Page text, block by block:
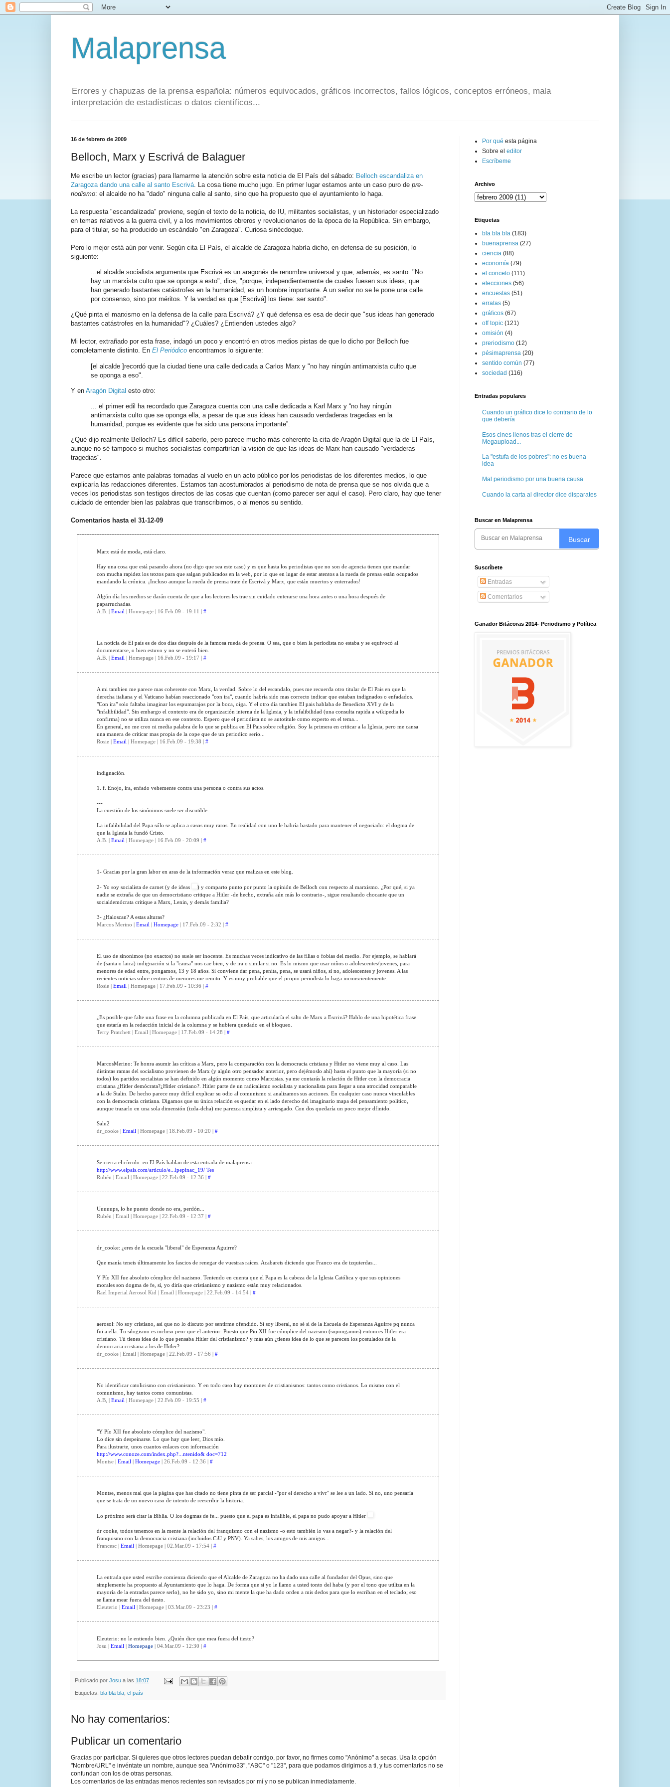
Malaprensa
Errores y chapuzas de la prensa española: números equivocados, gráficos incorrectos, fallos lógicos, conceptos erróneos, mala
interpretación de estadísticas o datos científicos...
16 de febrero de 2009
Belloch, Marx y Escrivá de Balaguer
Me escribe un lector (gracias) para llamarme la atención sobre esta noticia de El País del sábado: Belloch escandaliza en
Zaragoza dando una calle al santo Escrivá. La cosa tiene mucho jugo. En primer lugar estamos ante un caso puro de pre-
riodismo: el alcalde no ha "dado" ninguna calle al santo, sino que ha propuesto que el ayuntamiento lo haga.
La respuesta "escandalizada" proviene, según el texto de la noticia, de IU, militantes socialistas, y un historiador especializado
en temas relativos a la guerra civil, y a los movimientos obreros y revolucionarios de la época de la República. Sin embargo,
para el titular, se ha producido un escándalo "en Zaragoza". Curiosa sinécdoque.
Pero lo mejor está aún por venir. Según cita El País, el alcalde de Zaragoza habría dicho, en defensa de su posición, lo
siguiente:
...el alcalde socialista argumenta que Escrivá es un aragonés de renombre universal y que, además, es santo. "No
hay un marxista culto que se oponga a esto", dice, "porque, independientemente de cuales fuesen sus ideas, que
han generado bastantes catástrofes en la humanidad, es un hombre importante. A un señor no se le pone una calle
por consenso, sino por méritos. Y la verdad es que [Escrivá] los tiene: ser santo".
¿Qué pinta el marxismo en la defensa de la calle para Escrivá? ¿Y qué defensa es esa de decir que "sus ideas han generado
bastantes catástrofes en la humanidad"? ¿Cuáles? ¿Entienden ustedes algo?
Mi lector, extrañado por esta frase, indagó un poco y encontró en otros medios pistas de que lo dicho por Belloch fue
completamente distinto. En El Periódico encontramos lo siguiente:
[el alcalde ]recordó que la ciudad tiene una calle dedicada a Carlos Marx y "no hay ningún antimarxista culto que
se oponga a eso".
Y en Aragón Digital esto otro:
... el primer edil ha recordado que Zaragoza cuenta con una calle dedicada a Karl Marx y “no hay ningún
antimarxista culto que se oponga ella, a pesar de que sus ideas han causado verdaderas tragedias en la
humanidad, porque es evidente que ha sido una persona importante”.
¿Qué dijo realmente Belloch? Es difícil saberlo, pero parece mucho más coherente la cita de Aragón Digital que la de El País,
aunque no sé tampoco si muchos socialistas compartirían la visión de que las ideas de Marx han causado "verdaderas
tragedias".
Parece que estamos ante palabras tomadas al vuelo en un acto público por los periodistas de los diferentes medios, lo que
explicaría las redacciones diferentes. Estamos tan acostumbrados al periodismo de nota de prensa que se nos olvida que a
veces los periodistas son testigos directos de las cosas que cuentan (como parecer ser aquí el caso). Pero claro, hay que tener
cuidado de entender bien las palabras que transcribimos, o al menos su sentido.
Comentarios hasta el 31-12-09
Marx está de moda, está claro.
Hay una cosa que está pasando ahora (no digo que sea este caso) y es que hasta los periodistas que no son de agencia tienen que mandar
con mucha rapidez los textos para que salgan publicados en la web, por lo que en lugar de estar atentos a la rueda de prensa están ocupados
mandando la crónica. ¡Incluso aunque la rueda de prensa trate de Escrivá y Marx, que están muertos y enterrados!
Algún día los medios se darán cuenta de que a los lectores les trae sin cuidado enterarse una hora antes o una hora después de
paparruchadas.
A.B. | Email | Homepage | 16.Feb.09 - 19:11 | #
La noticia de El país es de dos días después de la famosa rueda de prensa. O sea, que o bien la periodista no estaba y se equivocó al
documentarse, o bien estuvo y no se enteró bien.
A.B. | Email | Homepage | 16.Feb.09 - 19:17 | #
A mi tambien me parece mas coherente con Marx, la verdad. Sobre lo del escandalo, pues me recuerda otro titular de El Pais en que la
derecha italiana y el Vaticano habían reaccionado "con ira", cuando habría sido mas correcto indicar que estaban indignados o enfadados.
"Con ira" solo faltaba imaginar los espumarajos por la boca, oiga. Y el otro día tambien El pais hablaba de Benedicto XVI y de la
"infalibilidad". Sin embargo el contexto era de organización interna de la Iglesia, y la infalibilidad (una consulta rapida a wikipedia lo
confirma) no se utiliza nunca en ese contexto. Espero que el periodista no se autotitule como experto en el tema...
En general, no me creo ni media palabra de lo que se publica en El Pais sobre religión. Soy la primera en criticar a la Iglesia, pero me cansa
una manera de criticar mas propia de la cope que de un periodico serio...
Rosie | Email | Homepage | 16.Feb.09 - 19:38 | #
indignación.
1. f. Enojo, ira, enfado vehemente contra una persona o contra sus actos.
---
La cuestión de los sinónimos suele ser discutible.
La infalibilidad del Papa sólo se aplica a casos muy raros. En realidad con uno le habría bastado para mantener el negociado: el dogma de
que la Iglesia la fundó Cristo.
A.B. | Email | Homepage | 16.Feb.09 - 20:09 | #
1- Gracias por la gran labor en aras de la información veraz que realizas en este blog.
2- Yo soy socialista de carnet (y de ideas
) y comparto punto por punto la opinión de Belloch con respecto al marxismo. ¿Por qué, si ya
nadie se extraña de que un democristiano critique a Hitler -de hecho, extraña aún más lo contrario-, sigue resultando chocante que un
socialdemócrata critique a Marx, Lenin, y demás familia?
3- ¿Haloscan? A estas alturas?
Marcos Merino | Email Homepage| 17.Feb.09 - 2:32 | #
El uso de sinonimos (no exactos) no suele ser inocente. Es muchas veces indicativo de las filias o fobias del medio. Por ejemplo, se hablará
de (santa o laica) indignación si la "causa" nos cae bien, y de ira o similar si no. Es lo mismo que usar niños o adolescentes/jovenes, para
menores de edad entre, pongamos, 13 y 18 años. Si conviene dar pena, penita, pena, se usará niños, si no, adolescentes y jovenes. A las
recientes noticias sobre centros de menores me remito. Y es muy probable que el propio periodista lo haga inconscientemente.
Rosie | Email | Homepage | 17.Feb.09 - 10:36 | #
¿Es posible que falte una frase en la columna publicada en El País, que articularía el salto de Marx a Escrivá? Hablo de una hipotética frase
que estaría en la redacción inicial de la columna y se hubiera quedado en el bloqueo.
Terry Pratchett | Email | Homepage | 17.Feb.09 - 14:28 | #
MarcosMerino: Te honra asumir las críticas a Marx, pero la comparación con la democracia cristiana y Hitler no viene muy al caso. Las
distintas ramas del socialismo provienen de Marx (y algún otro pensador anterior, pero dejémoslo ahí) hasta el punto que la mayoría (si no
todos) los partidos socialistas se han definido en algún momento como Marxistas. ya me contarás la relación de Hitler con la democracia
cristiana ¿Hitler demócrata?¿Hitler cristiano?. Hitler parte de un radicalismo socialista y nacionalista para llegar a una atrocidad comparable
a la de Stalin. De hecho parece muy difícil explicar su odio al comunismo si analizamos sus acciones. En cualquier caso nunca vinculables
con la democracia cristiana. Digamos que su única relación es quedar en el lado derecho del imaginario mapa del pensamiento político,
aunque trazarlo en una sola dimensión (izda-dcha) me parezca simplista y arriesgado. Con dos quedaría un poco mejor dfinido.
Salu2
dr_cooke | Email | Homepage | 18.Feb.09 - 10:20 | #
Se cierra el círculo: en El País hablan de esta entrada de malaprensa
http://www.elpais.com/articulo/e...lpepinac_19/ Tes
Rubén | Email | Homepage | 22.Feb.09 - 12:36 | #
Uuuuups, lo he puesto donde no era, perdón...
Rubén | Email | Homepage | 22.Feb.09 - 12:37 | #
dr_cooke: ¿eres de la escuela "liberal" de Esperanza Aguirre?
Que manía teneis últimamente los fascios de renegar de vuestras raíces. Acabareis diciendo que Franco era de izquierdas...
Y Pío XII fue absoluto cómplice del nazismo. Teniendo en cuenta que el Papa es la cabeza de la Iglesia Católica y que sus opiniones
morales son dogma de fe, sí, yo diría que cristianismo y nazismo están muy relacionados.
Rael Imperial Aerosol Kid | Email | Homepage | 22.Feb.09 - 14:54 | #
aerosol: No soy cristiano, así que no lo discuto por sentirme ofendido. Sí soy liberal, no sé si de la Escuela de Esperanza Aguirre pq nunca
fui a ella. Tu silogismo es incluso peor que el anterior: Puesto que Pio XII fue cómplice del nazismo (supongamos) entonces Hitler era
cristiano. Tú tienes idea de lo que pensaba Hitler del cristianismo? y más aún ¿tienes idea de lo que se parecen los postulados de la
democracia cristiana a los de Hitler?
dr_cooke | Email | Homepage | 22.Feb.09 - 17:56 | #
No identificar catolicismo con cristianismo. Y en todo caso hay montones de cristianismos: tantos como cristianos. Lo mismo con el
comunismo, hay tantos como comunistas.
A.B, | Email | Homepage | 22.Feb.09 - 19:55 | #
"Y Pío XII fue absoluto cómplice del nazismo".
Lo dice sin despeinarse. Lo que hay que leer, Dios mío.
Para ilustrarte, unos cuantos enlaces con información
http://www.conoze.com/index.php?...ntenido& doc=712
Montse | Email Homepage| 26.Feb.09 - 12:36 | #
Montse, menos mal que la página que has citado no tiene pinta de ser parcial -"por el derecho a vivr" se lee a un lado. Si no, uno pensaría
que se trata de un nuevo caso de intento de reescribir la historia.
Lo próximo será citar la Biblia. O los dogmas de fe... puesto que el papa es infalible, el papa no pudo apoyar a Hitler
dr cooke, todos tenemos en la mente la relación del franquismo con el nazismo -o esto también lo vas a negar?- y la relación del
franquismo con la democracia cristiana (incluidos CiU y PNV). Ya sabes, los amigos de mis amigos...
Francesc | Email | Homepage | 02.Mar.09 - 17:54 | #
La entrada que usted escribe comienza diciendo que el Alcalde de Zaragoza no ha dado una calle al fundador del Opus, sino que
simplemente ha propuesto al Ayuntamiento que lo haga. De forma que si yo le llamo a usted tonto del haba (y por el tono que utiliza en la
mayoría de la entradas parece serlo), no he sido yo, sino mi mente la que ha dado orden a mis dedos para que lo escriban en el teclado; eso
se llama mear fuera del tiesto.
Eleuterio | Email | Homepage | 03.Mar.09 - 23:23 | #
Eleuterio: no le entiendo bien. ¿Quién dice que mea fuera del tiesto?
Josu | Email Homepage| 04.Mar.09 - 12:30 | #
Publicado por Josu a las 18:07
Etiquetas: bla bla bla el país
No hay comentarios:
Publicar un comentario
Gracias por participar. Si quieres que otros lectores puedan debatir contigo, por favor, no firmes como "Anónimo" a secas. Usa la opción
"Nombre/URL" e invéntate un nombre, aunque sea "Anónimo33", "ABC" o "123", para que podamos dirigirnos a ti, y tus comentarios no se
confundan con los de otras personas.
Los comentarios de las entradas menos recientes son revisados por mí y no se publican inmediatamente.
Por qué esta página
Sobre el editor
Escríbeme
Archivo
Etiquetas
bla bla bla (183)
buenaprensa (27)
ciencia (88)
economía (79)
el conceto (111)
elecciones (56)
encuestas (51)
erratas (5)
gráficos (67)
off topic (121)
omisión (4)
preriodismo (12)
pésimaprensa (20)
sentido común (77)
sociedad (116)
Entradas populares
Cuando un gráfico dice lo contrario de lo
que debería
Esos cines llenos tras el cierre de
Megaupload...
La "estufa de los pobres": no es buena
idea
Mal periodismo por una buena causa
Cuando la carta al director dice disparates
Buscar en Malaprensa
Buscar
Suscríbete
Entradas
Comentarios
Ganador Bitácoras 2014- Periodismo y Política